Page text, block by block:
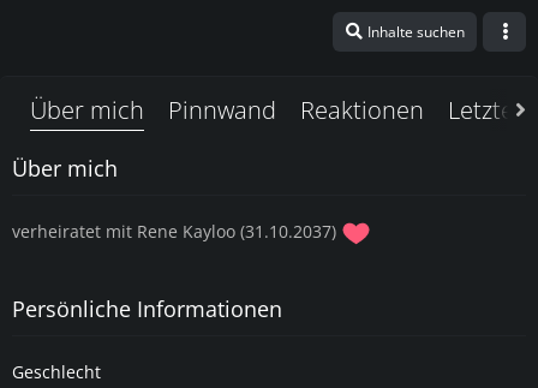
Inhalte suchen
Über mich Pinnwand Reaktionen Letzte
Über mich
verheiratet mit Rene Kayloo (31.10.2037)
Persönliche Informationen
Geschlecht